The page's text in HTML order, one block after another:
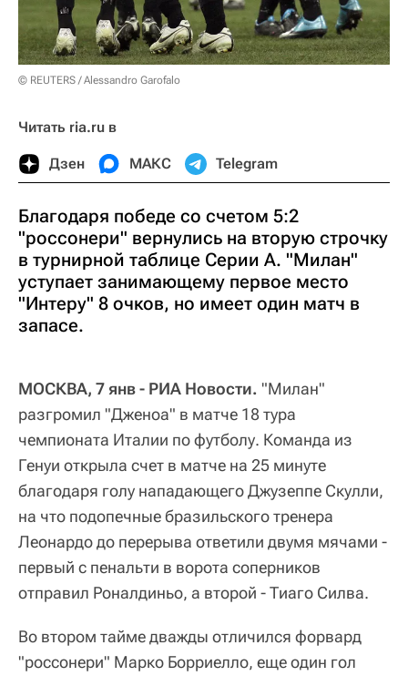
© REUTERS / Alessandro Garofalo
Читать ria.ru в
Дзен МАКС Telegram
Благодаря победе со счетом 5:2
"россонери" вернулись на вторую строчку
в турнирной таблице Серии А. "Милан"
уступает занимающему первое место
"Интеру" 8 очков, но имеет один матч в
запасе.
МОСКВА, 7 янв - РИА Новости. "Милан"
разгромил "Дженоа" в матче 18 тура
чемпионата Италии по футболу. Команда из
Генуи открыла счет в матче на 25 минуте
благодаря голу нападающего Джузеппе Скулли,
на что подопечные бразильского тренера
Леонардо до перерыва ответили двумя мячами -
первый с пенальти в ворота соперников
отправил Роналдиньо, а второй - Тиаго Силва.
Во втором тайме дважды отличился форвард
"россонери" Марко Борриелло, еще один гол